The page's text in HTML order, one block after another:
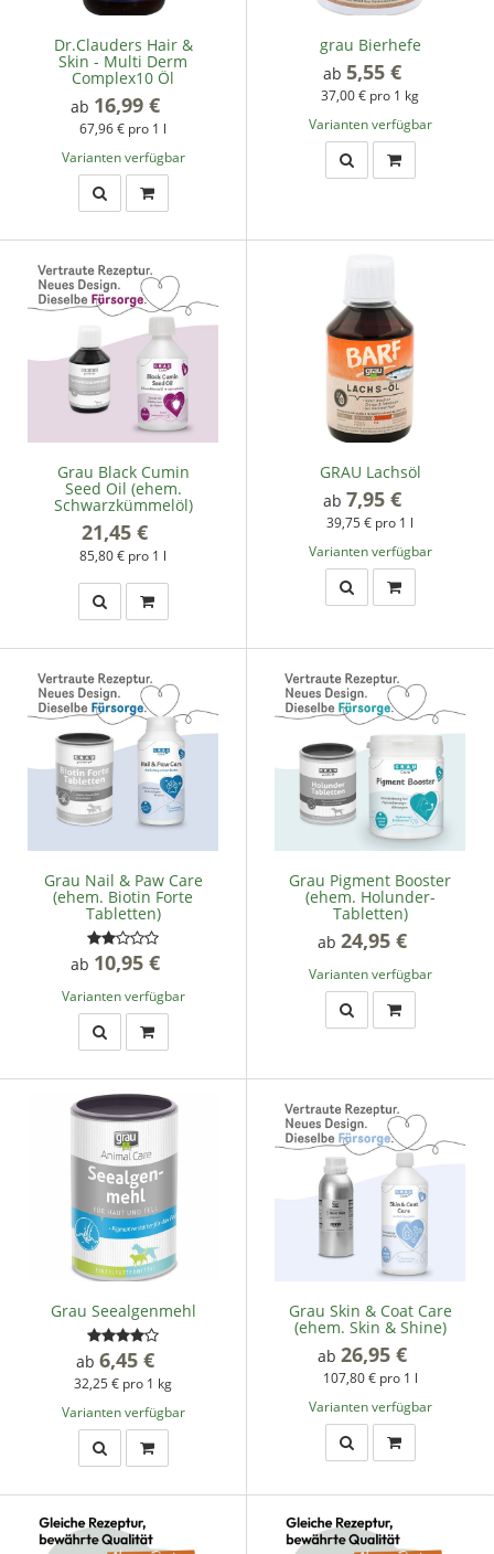
Dr.Clauders Hair &
Skin - Multi Derm
Complex10 Öl
ab 16,99 €
67,96 € pro 1 l
Varianten verfügbar
grau Bierhefe
ab 5,55 €
37,00 € pro 1 kg
Varianten verfügbar
Grau Black Cumin
Seed Oil (ehem.
Schwarzkümmelöl)
21,45 €
85,80 € pro 1 l
GRAU Lachsöl
ab 7,95 €
39,75 € pro 1 l
Varianten verfügbar
Grau Nail & Paw Care
(ehem. Biotin Forte
Tabletten)
ab 10,95 €
Varianten verfügbar
Grau Pigment Booster
(ehem. Holunder-
Tabletten)
ab 24,95 €
Varianten verfügbar
Grau Seealgenmehl
ab 6,45 €
32,25 € pro 1 kg
Varianten verfügbar
Grau Skin & Coat Care
(ehem. Skin & Shine)
ab 26,95 €
107,80 € pro 1 l
Varianten verfügbar